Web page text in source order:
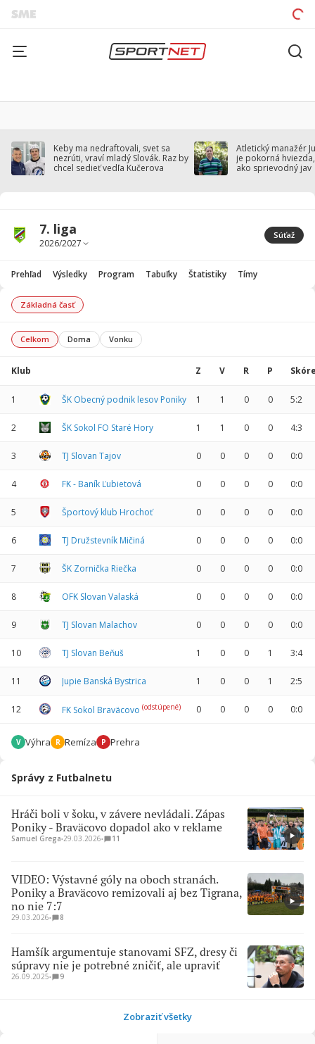
Keby ma nedraftovali, svet sa
nezrúti, vraví mladý Slovák. Raz by
chcel sedieť vedľa Kučerova
Atletický manažér
je pokorná
ako sprievodný jav
7. liga Súťaž
Prehľad Výsledky Program Tabuľky Štatistiky Tímy
Základná časť
Celkom Doma Vonku
Klub Z V R P
1 ŠK Obecný podnik lesov Poniky 1 1 0 0 5:2
2 ŠK Sokol FO Staré Hory 1 1 0 0 4:3
3 TJ Slovan Tajov 0 0 0 0 0:0
4 FK - Baník Ľubietová 0 0 0 0 0:0
5 Športový klub Hrochoť 0 0 0 0 0:0
6 TJ Družstevník Mičiná 0 0 0 0 0:0
7 ŠK Zornička Riečka 0 0 0 0 0:0
8 OFK Slovan Valaská 0 0 0 0 0:0
9 TJ Slovan Malachov 0 0 0 0 0:0
10 TJ Slovan Beňuš 1 0 0 1 3:4
11 Jupie Banská Bystrica 1 0 0 1 2:5
12 FK Sokol Braväcovo (odstúpené) 0 0 0 0 0:0
V Výhra R Remíza P Prehra
Správy z Futbalnetu
Hráči boli v šoku, v závere nevládali. Zápas
Poniky - Braväcovo dopadol ako v reklame
Samuel Grega∙29.03.2026∙ 11
VIDEO: Výstavné góly na oboch stranách.
Poniky a Braväcovo remizovali aj bez Tigrana,
no nie 7:7
29.03.2026∙ 8
Hamšík argumentuje stanovami SFZ, dresy či
súpravy nie je potrebné zničiť, ale upraviť
26.09.2025∙ 9
Zobraziť všetky